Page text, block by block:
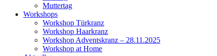
Muttertag
Workshops
Workshop Türkranz
Workshop Haarkranz
Workshop Adventskranz – 28.11.2025
Workshop at Home